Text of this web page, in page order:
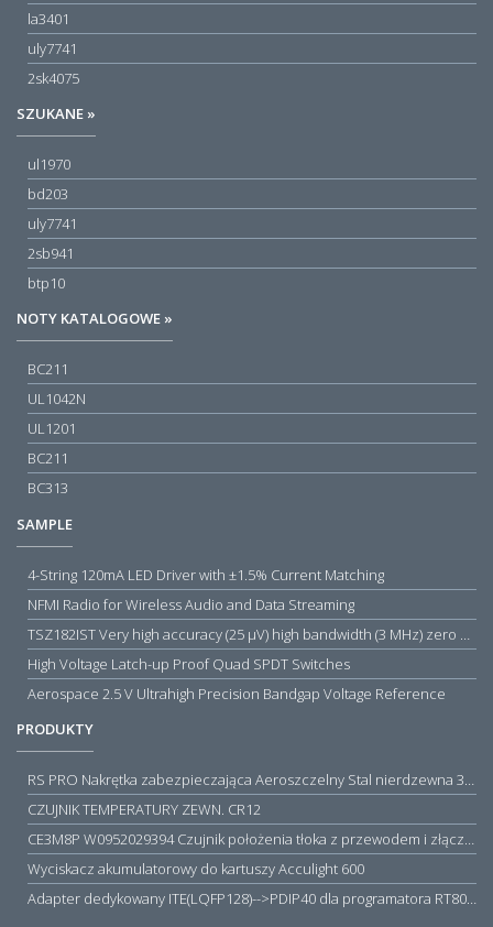
la3401
uly7741
2sk4075
SZUKANE »
ul1970
bd203
uly7741
2sb941
btp10
NOTY KATALOGOWE »
BC211
UL1042N
UL1201
BC211
BC313
SAMPLE
4-String 120mA LED Driver with ±1.5% Current Matching
NFMI Radio for Wireless Audio and Data Streaming
TSZ182IST Very high accuracy (25 µV) high bandwidth (3 MHz) zero drift 5 V operational amplifiers
High Voltage Latch-up Proof Quad SPDT Switches
Aerospace 2.5 V Ultrahigh Precision Bandgap Voltage Reference
PRODUKTY
RS PRO Nakrętka zabezpieczająca Aeroszczelny Stal nierdzewna 316 Zwykłe
CZUJNIK TEMPERATURY ZEWN. CR12
CE3M8P W0952029394 Czujnik położenia tłoka z przewodem i złączem M8, PNP NO, 10...30VDC, 100mA, METALWORK, METAL WORK jak MZT1-0
Wyciskacz akumulatorowy do kartuszy Acculight 600
Adapter dedykowany ITE(LQFP128)-->PDIP40 dla programatora RT809H/RT809F (simple)